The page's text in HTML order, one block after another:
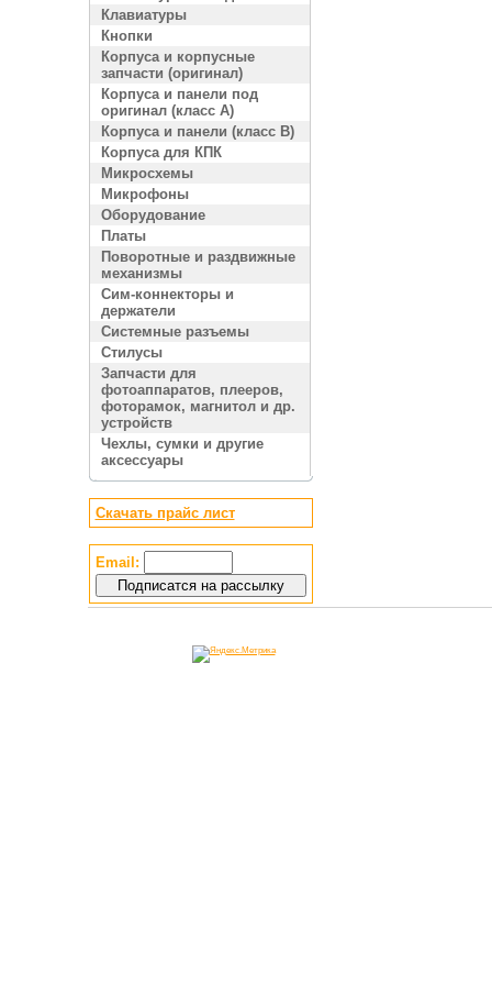
Клавиатуры
Кнопки
Корпуса и корпусные
запчасти (оригинал)
Корпуса и панели под
оригинал (класс A)
Корпуса и панели (класс B)
Корпуса для КПК
Микросхемы
Микрофоны
Оборудование
Платы
Поворотные и раздвижные
механизмы
Сим-коннекторы и
держатели
Системные разъемы
Стилусы
Запчасти для
фотоаппаратов, плееров,
фоторамок, магнитол и др.
устройств
Чехлы, сумки и другие
аксессуары
Скачать прайс лист
Email: